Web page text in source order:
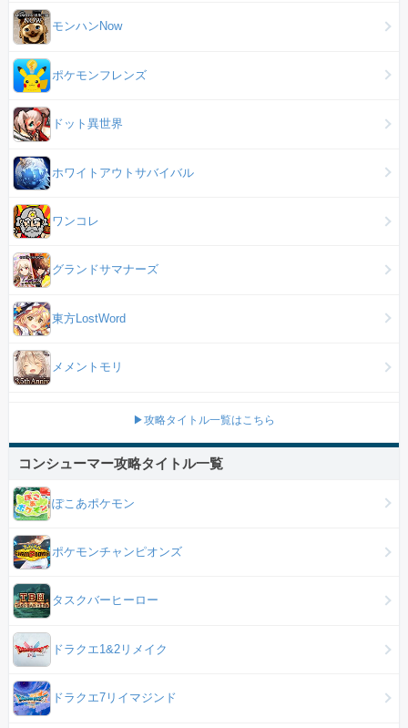
モンハンNow
ポケモンフレンズ
ドット異世界
ホワイトアウトサバイバル
ワンコレ
グランドサマナーズ
東方LostWord
メメントモリ
▶攻略タイトル一覧はこちら
コンシューマー攻略タイトル一覧
ぽこあポケモン
ポケモンチャンピオンズ
タスクバーヒーロー
ドラクエ1&2リメイク
ドラクエ7リイマジンド